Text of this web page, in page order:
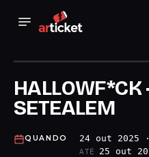
HALLOWF*CK
SETEALEM
QUANDO 24 out 2025
ATÉ 25 out